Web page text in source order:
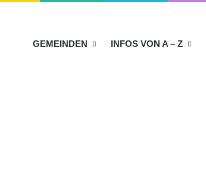
HOMEGEMEINDEN INFOS VON A – Z